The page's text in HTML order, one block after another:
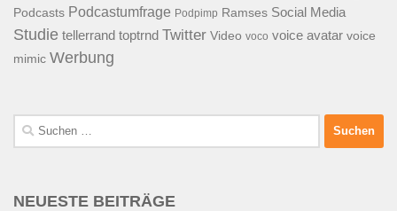
Podcasts Podcastumfrage Podpimp Ramses Social Media
Studie tellerrand toptrnd Twitter Video voco voice avatar voice
mimic Werbung
Suchen
nach:
NEUESTE BEITRÄGE